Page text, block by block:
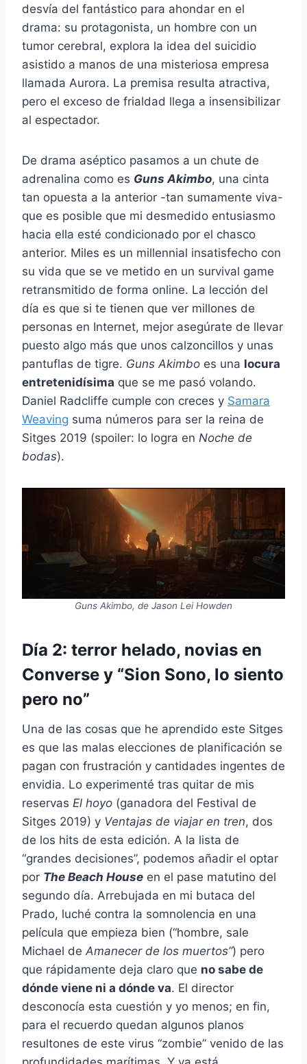
desvía del fantástico para ahondar en el
drama: su protagonista, un hombre con un
tumor cerebral, explora la idea del suicidio
asistido a manos de una misteriosa empresa
llamada Aurora. La premisa resulta atractiva,
pero el exceso de frialdad llega a insensibilizar
al espectador.
De drama aséptico pasamos a un chute de
adrenalina como es Guns Akimbo, una cinta
tan opuesta a la anterior -tan sumamente viva-
que es posible que mi desmedido entusiasmo
hacia ella esté condicionado por el chasco
anterior. Miles es un millennial insatisfecho con
su vida que se ve metido en un survival game
retransmitido de forma online. La lección del
día es que si te tienen que ver millones de
personas en Internet, mejor asegúrate de llevar
puesto algo más que unos calzoncillos y unas
pantuflas de tigre. Guns Akimbo es una locura
entretenidísima que se me pasó volando.
Daniel Radcliffe cumple con creces y Samara
Weaving suma números para ser la reina de
Sitges 2019 (spoiler: lo logra en Noche de
bodas).
Guns Akimbo, de Jason Lei Howden
Día 2: terror helado, novias en
Converse y “Sion Sono, lo siento
pero no”
Una de las cosas que he aprendido este Sitges
es que las malas elecciones de planificación se
pagan con frustración y cantidades ingentes de
envidia. Lo experimenté tras quitar de mis
reservas El hoyo (ganadora del Festival de
Sitges 2019) y Ventajas de viajar en tren, dos
de los hits de esta edición. A la lista de
“grandes decisiones”, podemos añadir el optar
por The Beach House en el pase matutino del
segundo día. Arrebujada en mi butaca del
Prado, luché contra la somnolencia en una
película que empieza bien (“hombre, sale
Michael de Amanecer de los muertos”) pero
que rápidamente deja claro que no sabe de
dónde viene ni a dónde va. El director
desconocía esta cuestión y yo menos; en fin,
para el recuerdo quedan algunos planos
resultones de este virus “zombie” venido de las